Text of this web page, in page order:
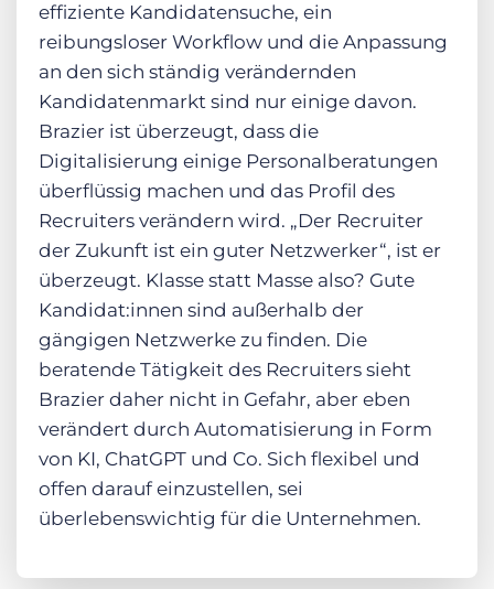
effiziente Kandidatensuche, ein
reibungsloser Workflow und die Anpassung
an den sich ständig verändernden
Kandidatenmarkt sind nur einige davon.
Brazier ist überzeugt, dass die
Digitalisierung einige Personalberatungen
überflüssig machen und das Profil des
Recruiters verändern wird. „Der Recruiter
der Zukunft ist ein guter Netzwerker“, ist er
überzeugt. Klasse statt Masse also? Gute
Kandidat:innen sind außerhalb der
gängigen Netzwerke zu finden. Die
beratende Tätigkeit des Recruiters sieht
Brazier daher nicht in Gefahr, aber eben
verändert durch Automatisierung in Form
von KI, ChatGPT und Co. Sich flexibel und
offen darauf einzustellen, sei
überlebenswichtig für die Unternehmen.